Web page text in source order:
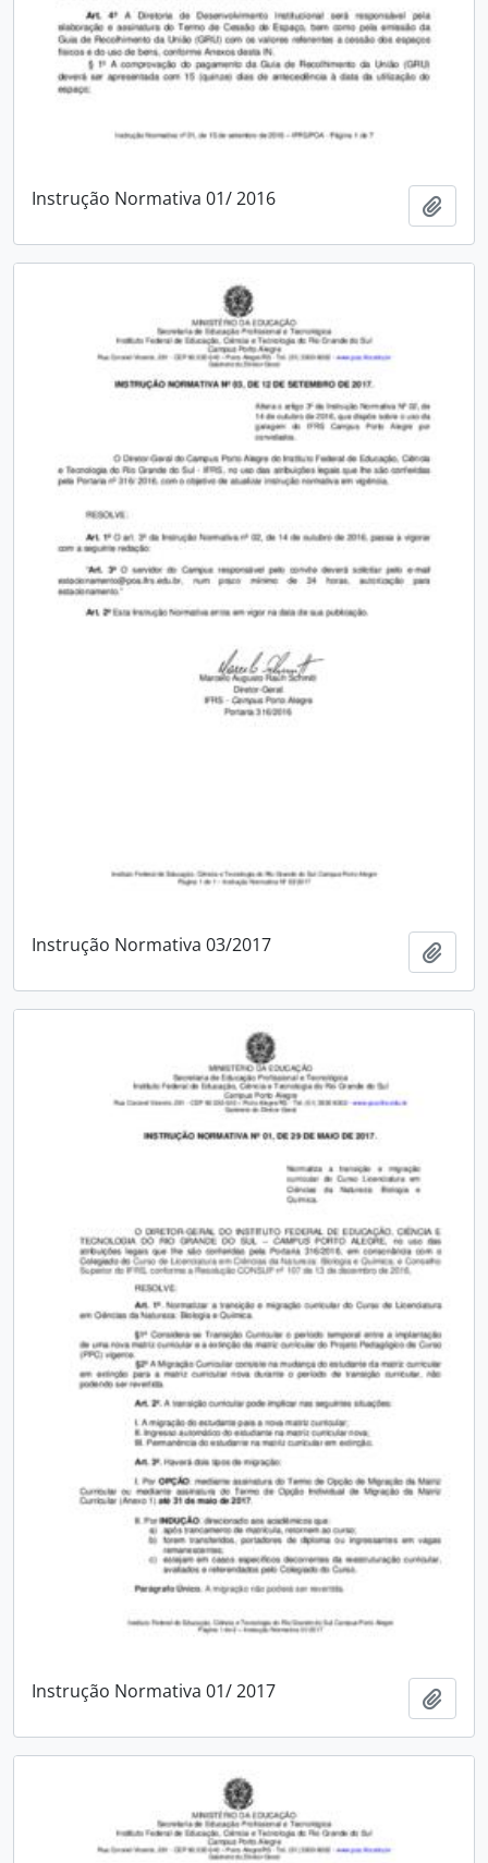
Instrução Normativa 01/ 2016
Instrução Normativa 03/2017
Instrução Normativa 01/ 2017